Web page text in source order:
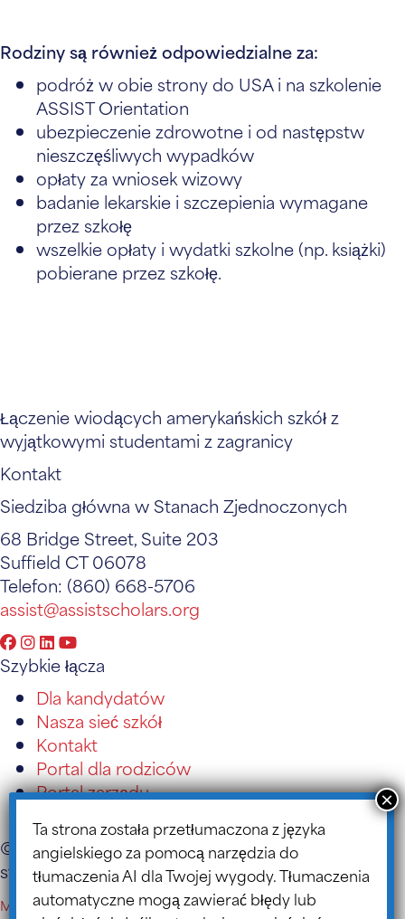
Rodziny są również odpowiedzialne za:
podróż w obie strony do USA i na szkolenie
ASSIST Orientation
ubezpieczenie zdrowotne i od następstw
nieszczęśliwych wypadków
opłaty za wniosek wizowy
badanie lekarskie i szczepienia wymagane
przez szkołę
wszelkie opłaty i wydatki szkolne (np. książki)
pobierane przez szkołę.
Łączenie wiodących amerykańskich szkół z
wyjątkowymi studentami z zagranicy
Kontakt
Siedziba główna w Stanach Zjednoczonych
68 Bridge Street, Suite 203
Suffield CT 06078
Telefon: (860) 668-5706
assist@assistscholars.org
Szybkie łącza
Dla kandydatów
Nasza sieć szkół
Kontakt
Portal dla rodziców
Portal zarządu
© 2026 ASSIST Scholars. Projekt i wykonanie
strony internetowej:Design TLC
Mapa witryny
Ta strona została przetłumaczona z języka
angielskiego za pomocą narzędzia do
tłumaczenia AI dla Twojej wygody. Tłumaczenia
automatyczne mogą zawierać błędy lub